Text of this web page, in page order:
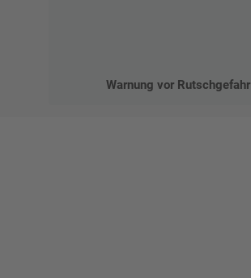
Warnung vor Rutschgefahr